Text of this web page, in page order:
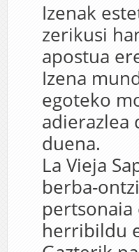
Izenak
zerikusi
apostua
Izena
egoteko
adierazlea
duena.
La Vieja
berba-
herribildu